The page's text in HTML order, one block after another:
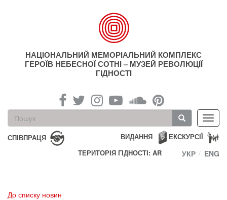
НАЦІОНАЛЬНИЙ МЕМОРІАЛЬНИЙ КОМПЛЕКС
ГЕРОЇВ НЕБЕСНОЇ СОТНІ – МУЗЕЙ РЕВОЛЮЦІЇ
ГІДНОСТІ
Пошукова
форма
Пошук
СПІВПРАЦЯ ЕКСКУРСІЇ
ВИДАННЯ
ТЕРИТОРІЯ ГІДНОСТІ: AR
УКР ENG
До списку новин